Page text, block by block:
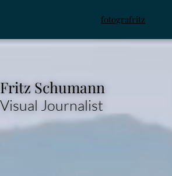
fotografritz
Fritz Schumann
Visual Journalist